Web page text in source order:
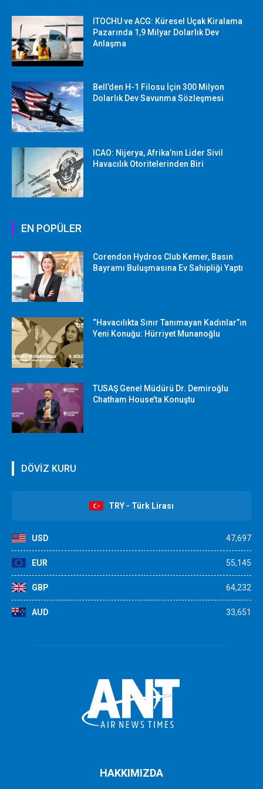
ITOCHU ve ACG: Küresel Uçak Kiralama
Pazarında 1,9 Milyar Dolarlık Dev
Anlaşma
Bell’den H-1 Filosu İçin 300 Milyon
Dolarlık Dev Savunma Sözleşmesi
ICAO: Nijerya, Afrika’nın Lider Sivil
Havacılık Otoritelerinden Biri
EN POPÜLER
Corendon Hydros Club Kemer, Basın
Bayramı Buluşmasına Ev Sahipliği Yaptı
“Havacılıkta Sınır Tanımayan Kadınlar”ın
Yeni Konuğu: Hürriyet Munanoğlu
TUSAŞ Genel Müdürü Dr. Demiroğlu
Chatham House’ta Konuştu
DÖVİZ KURU
TRY - Türk Lirası
USD 47,697
EUR 55,145
GBP 64,232
AUD 33,651
HAKKIMIZDA